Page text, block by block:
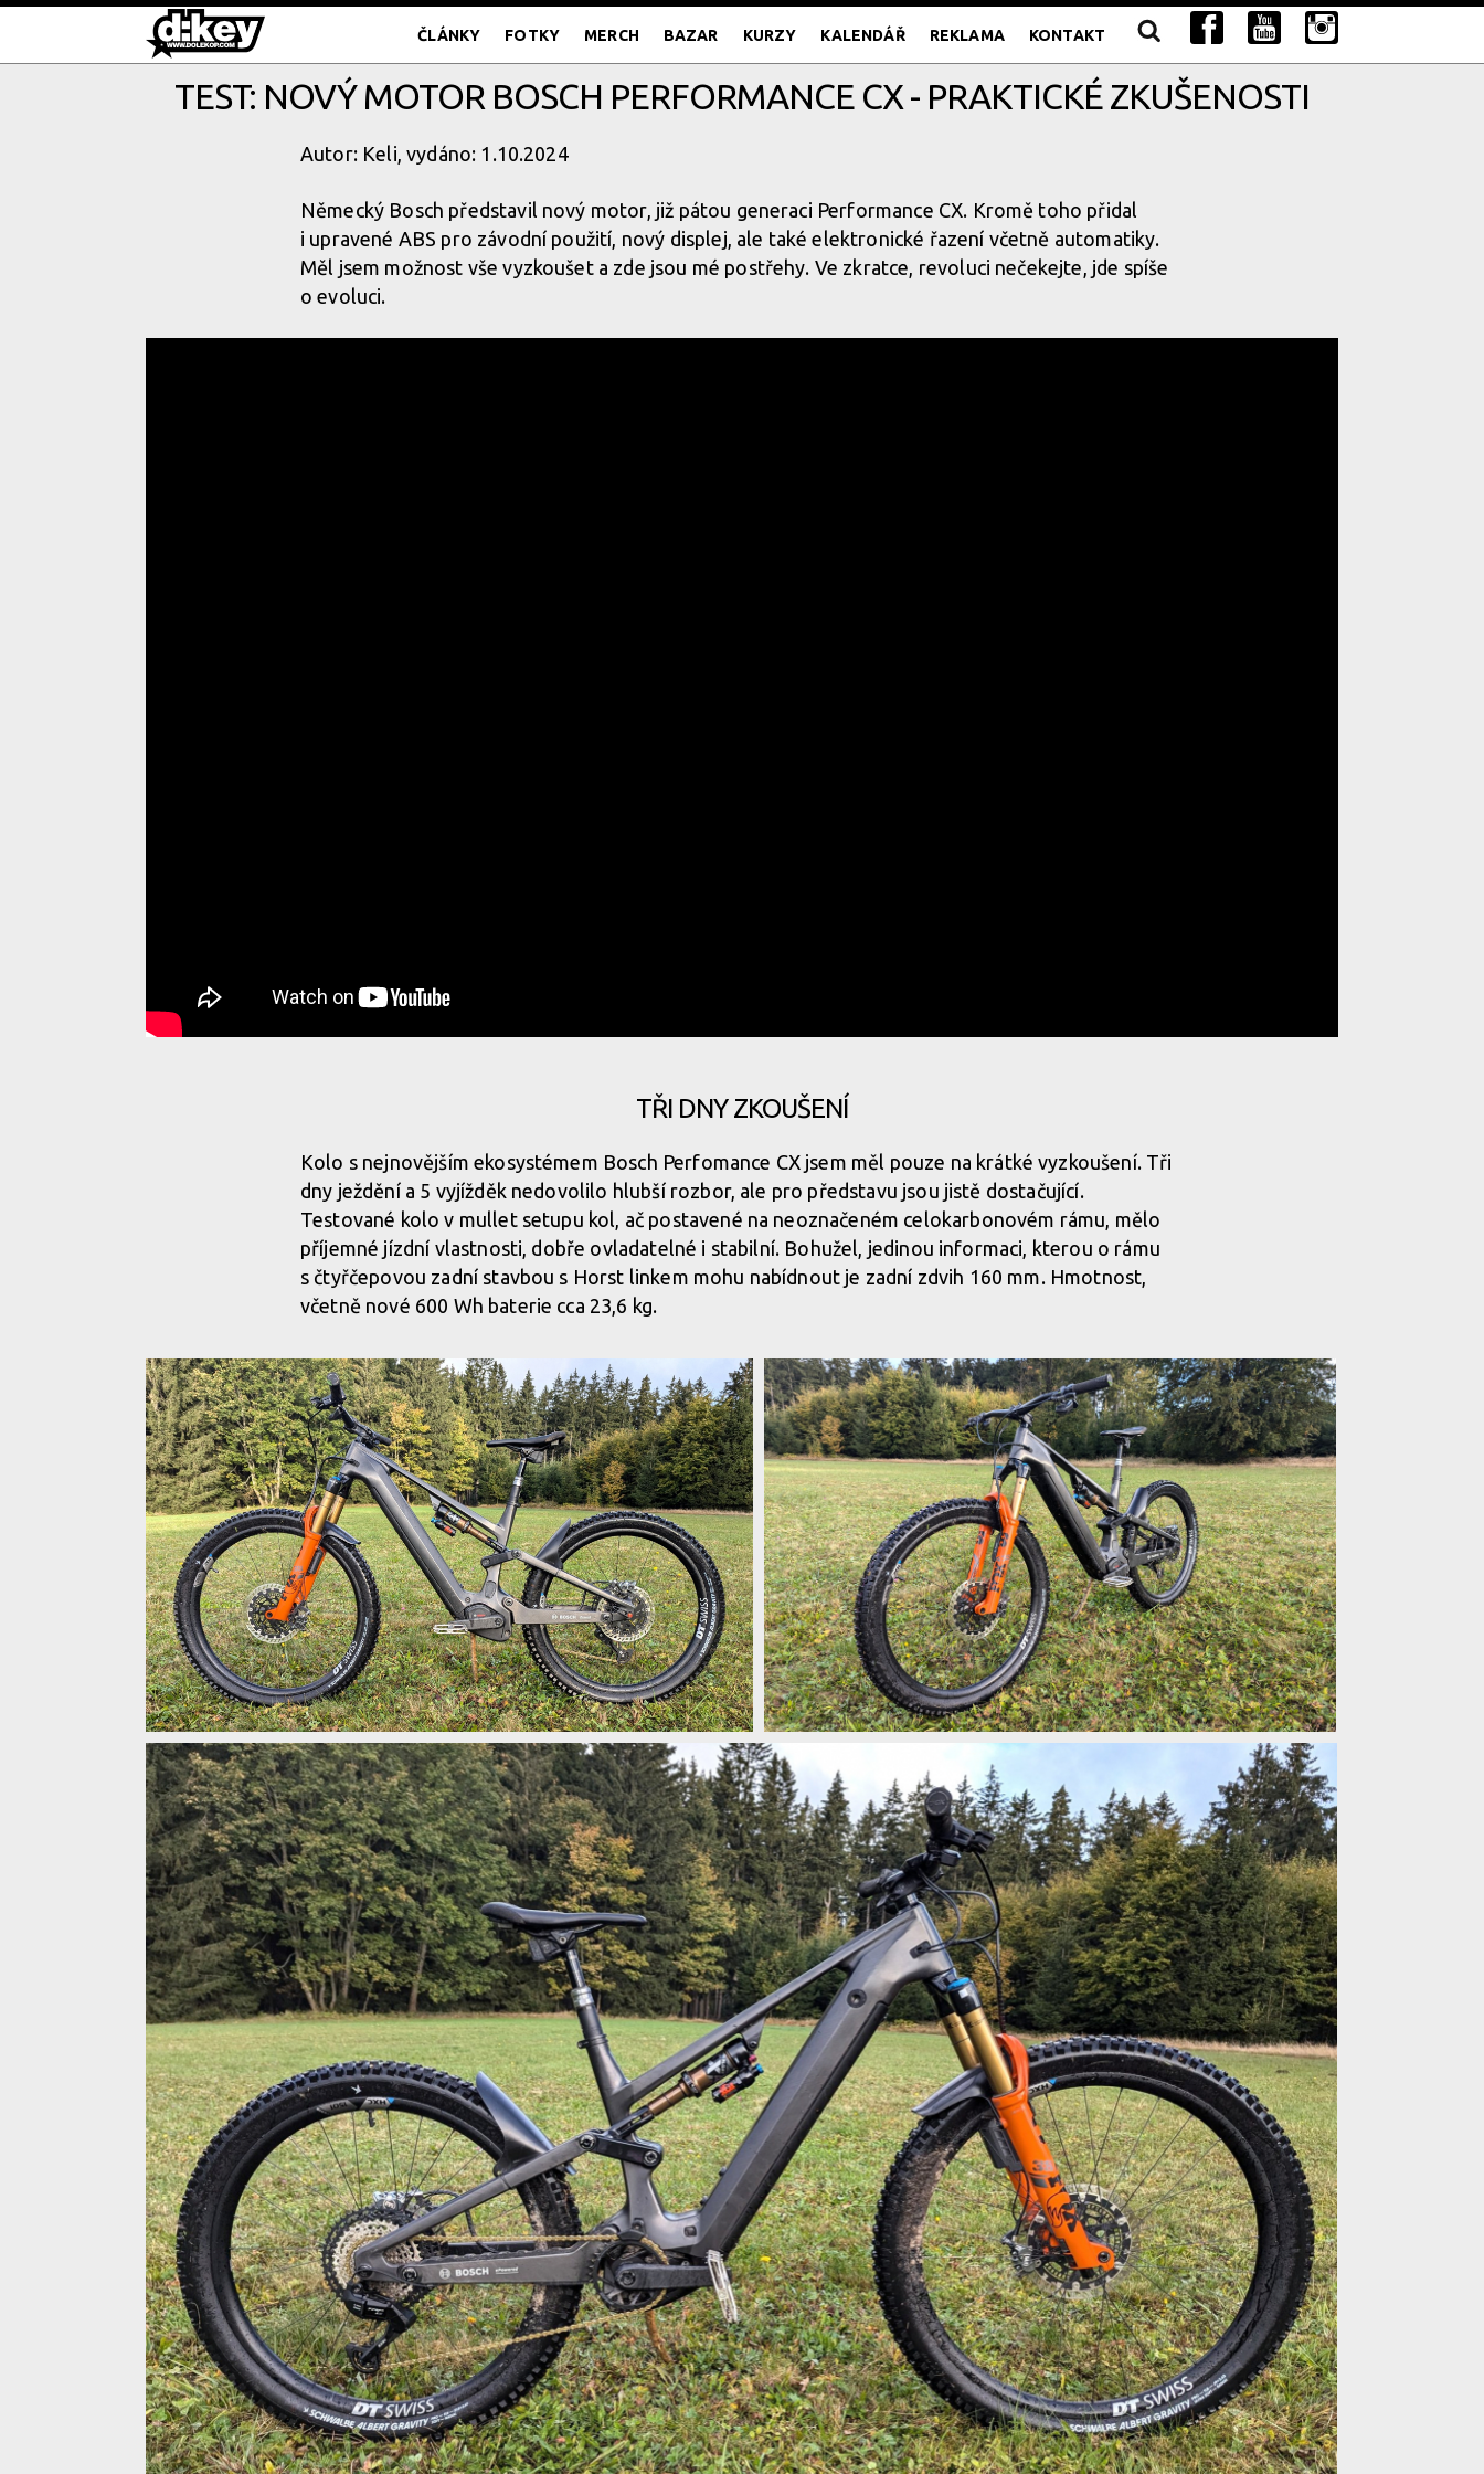
ČLÁNKY FOTKY MERCH BAZAR KURZY KALENDÁŘ REKLAMA KONTAKT
TEST: NOVÝ MOTOR BOSCH PERFORMANCE CX - PRAKTICKÉ ZKUŠENOSTI
Autor: Keli, vydáno: 1.10.2024
Německý Bosch představil nový motor, již pátou generaci Performance CX. Kromě toho přidal
i upravené ABS pro závodní použití, nový displej, ale také elektronické řazení včetně automatiky.
Měl jsem možnost vše vyzkoušet a zde jsou mé postřehy. Ve zkratce, revoluci nečekejte, jde spíše
o evoluci.
TŘI DNY ZKOUŠENÍ
Kolo s nejnovějším ekosystémem Bosch Perfomance CX jsem měl pouze na krátké vyzkoušení. Tři
dny ježdění a 5 vyjížděk nedovolilo hlubší rozbor, ale pro představu jsou jistě dostačující.
Testované kolo v mullet setupu kol, ač postavené na neoznačeném celokarbonovém rámu, mělo
příjemné jízdní vlastnosti, dobře ovladatelné i stabilní. Bohužel, jedinou informaci, kterou o rámu
s čtyřčepovou zadní stavbou s Horst linkem mohu nabídnout je zadní zdvih 160 mm. Hmotnost,
včetně nové 600 Wh baterie cca 23,6 kg.
Testované kolo v mullet setupu kol postavené na neoznačeném celokarbonovém rámu
Testované kolo v mullet setupu kol postavené na neoznačeném celokarbonovém rámu
Testované kolo v mullet setupu kol postavené na neoznačeném celokarbonovém rámu
Testované kolo v mullet setupu kol postavené na neoznačeném celokarbonovém rámu
Testované kolo v mullet setupu kol postavené na neoznačeném celokarbonovém rámu
Testované kolo v mullet setupu kol postavené na neoznačeném celokarbonovém rámu
Testované kolo v mullet setupu kol postavené na neoznačeném celokarbonovém rámu
Testované kolo v mullet setupu kol postavené na neoznačeném celokarbonovém rámu
Testované kolo v mullet setupu kol postavené na neoznačeném celokarbonovém rámu
Testované kolo v mullet setupu kol postavené na neoznačeném celokarbonovém rámu
Strávili jsme spolu tři dny ježdění a 5 vyjížděk
Strávili jsme spolu tři dny ježdění a 5 vyjížděk
Strávili jsme spolu tři dny ježdění a 5 vyjížděk
Strávili jsme spolu tři dny ježdění a 5 vyjížděk
Strávili jsme spolu tři dny ježdění a 5 vyjížděk
Strávili jsme spolu tři dny ježdění a 5 vyjížděk
Strávili jsme spolu tři dny ježdění a 5 vyjížděk
Strávili jsme spolu tři dny ježdění a 5 vyjížděk
Strávili jsme spolu tři dny ježdění a 5 vyjížděk
Strávili jsme spolu tři dny ježdění a 5 vyjížděk